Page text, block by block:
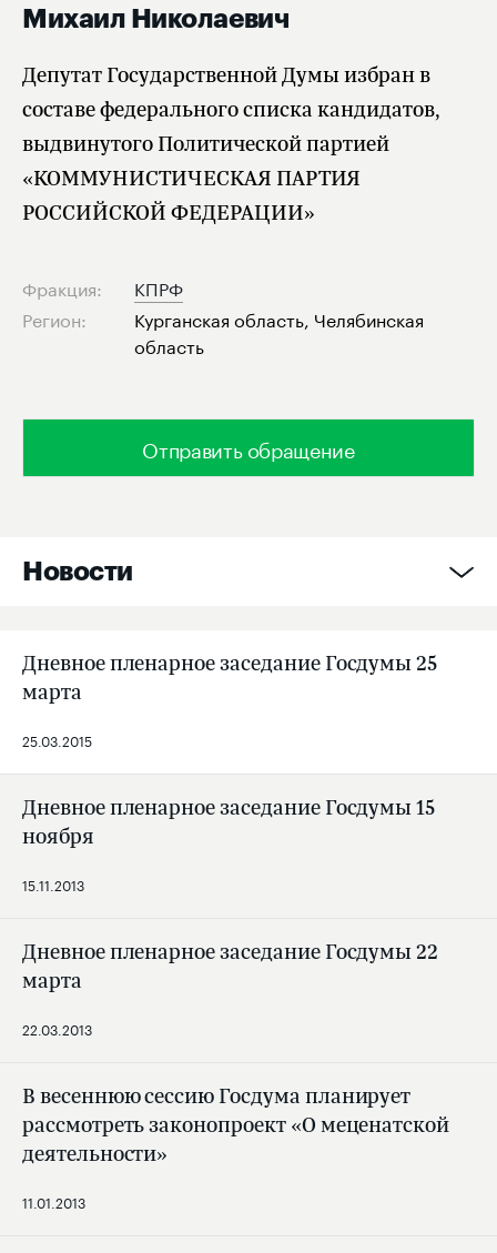
Михаил Николаевич
Депутат Государственной Думы избран в
составе федерального списка кандидатов,
выдвинутого Политической партией
«КОММУНИСТИЧЕСКАЯ ПАРТИЯ
РОССИЙСКОЙ ФЕДЕРАЦИИ»
Отправить обращение
Фракция:
КПРФ
Регион:
Курганская область, Челябинская
область
Новости
25.03.2015
Дневное пленарное заседание Госдумы 25
марта
15.11.2013
Дневное пленарное заседание Госдумы 15
ноября
22.03.2013
Дневное пленарное заседание Госдумы 22
марта
11.01.2013
В весеннюю сессию Госдума планирует
рассмотреть законопроект «О меценатской
деятельности»